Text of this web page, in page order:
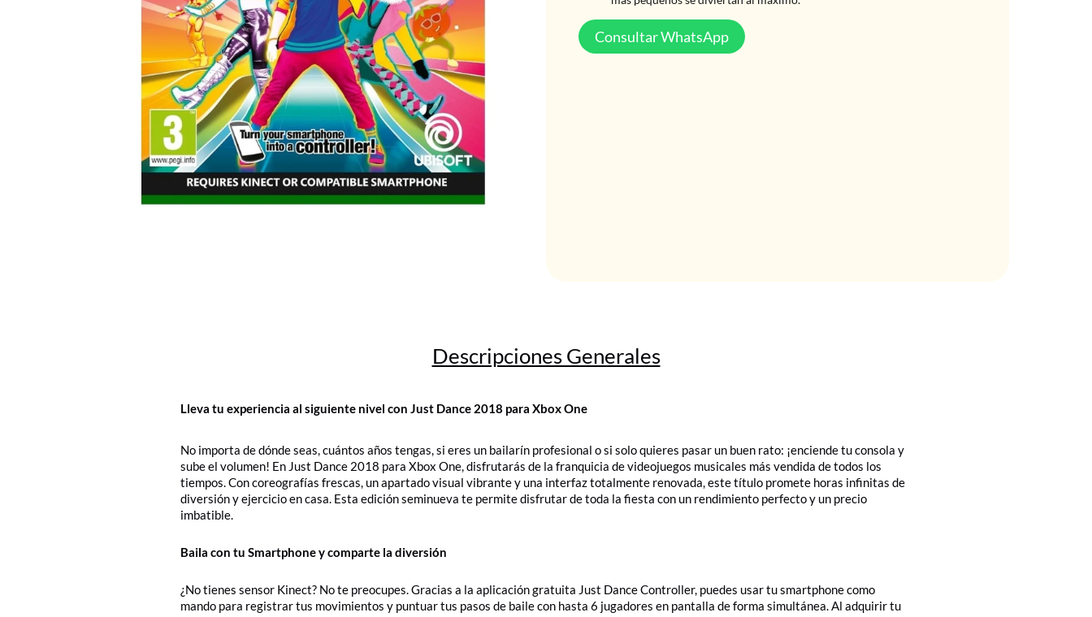
Consultar WhatsApp
Descripciones Generales
Lleva tu experiencia al siguiente nivel con Just Dance 2018 para Xbox One
No importa de dónde seas, cuántos años tengas, si eres un bailarín profesional o si solo quieres pasar un buen rato: ¡enciende tu consola y
sube el volumen! En Just Dance 2018 para Xbox One, disfrutarás de la franquicia de videojuegos musicales más vendida de todos los
tiempos. Con coreografías frescas, un apartado visual vibrante y una interfaz totalmente renovada, este título promete horas infinitas de
diversión y ejercicio en casa. Esta edición seminueva te permite disfrutar de toda la fiesta con un rendimiento perfecto y un precio
imbatible.
Baila con tu Smartphone y comparte la diversión
¿No tienes sensor Kinect? No te preocupes. Gracias a la aplicación gratuita Just Dance Controller, puedes usar tu smartphone como
mando para registrar tus movimientos y puntuar tus pasos de baile con hasta 6 jugadores en pantalla de forma simultánea. Al adquirir tu